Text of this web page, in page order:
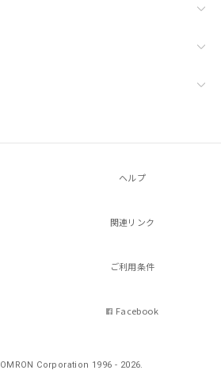
ヘルプ
関連リンク
ご利用条件
Facebook
Corporation 1996 - 2026.